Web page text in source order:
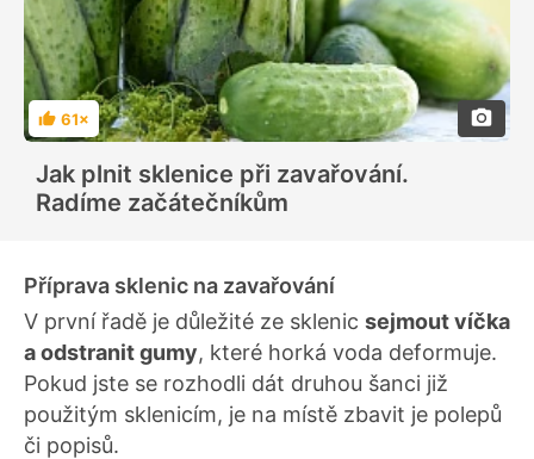
H
o
n
o
c
61×
Jak plnit sklenice při zavařování.
Radíme začátečníkům
Příprava sklenic na zavařování
V první řadě je důležité ze sklenic sejmout víčka
a odstranit gumy, které horká voda deformuje.
Pokud jste se rozhodli dát druhou šanci již
použitým sklenicím, je na místě zbavit je polepů
či popisů.